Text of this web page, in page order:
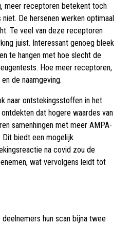
meer receptoren betekent toch
De hersenen werken optimaal
Te veel van deze receptoren
juist. Interessant genoeg bleek
te hangen met hoe slecht de
Hoe meer receptoren,
de naamgeving.
naar ontstekingsstoffen in het
dat hogere waardes van
samenhingen met meer AMPA-
Dit biedt een mogelijk
na covid zou de
wat vervolgens leidt tot
hun scan bijna twee